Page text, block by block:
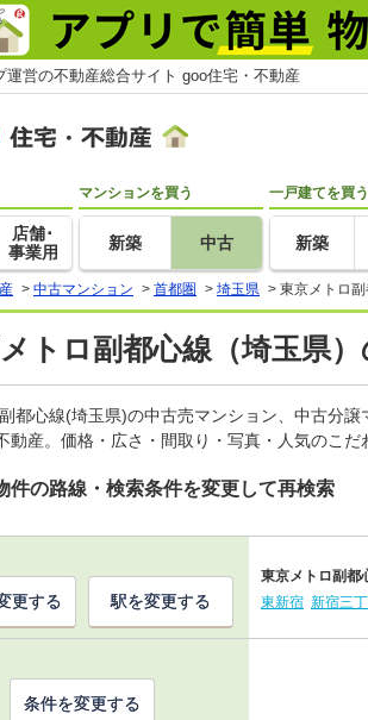
運営の不動産総合サイト goo住宅・不動産
店舗･
事業用
マンションを買う
新築 中古
一戸建てを買う
新築
> 中古マンション > 首都圏 > 埼玉県 > 東京メトロ
トロ副都心線（埼玉県
都心線(埼玉県)の中古売マンション、中古分
動産。価格・広さ・間取り・写真・人気のこ
件の路線・検索条件を変更して再検索
東京メトロ副都
東新宿 新宿三丁
更する 駅を変更する
条件を変更する